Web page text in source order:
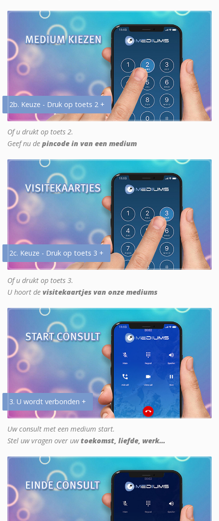
2b. Keuze - Druk op toets 2 +
Of u drukt op toets 2.
Geef nu de pincode in van een medium
2c. Keuze - Druk op toets 3 +
Of u drukt op toets 3.
U hoort de visitekaartjes van onze mediums
3. U wordt verbonden +
Uw consult met een medium start.
Stel uw vragen over uwtoekomst, liefde, werk...